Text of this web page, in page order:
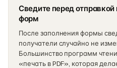
Сведите перед
форм
После заполнения формы
получатели случайно не
Большинство программ
«печать в PDF», которая